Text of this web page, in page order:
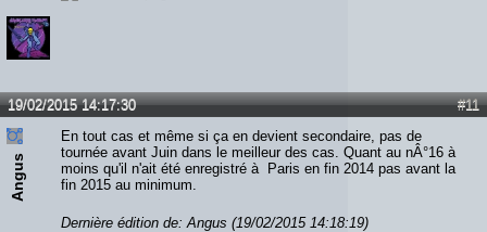
#11
19/02/2015 14:17:30
Angus
En tout cas et même si ça en devient secondaire, pas de
tournée avant Juin dans le meilleur des cas. Quant au nÂ°16 à
moins qu'il n'ait été enregistré à Paris en fin 2014 pas avant la
fin 2015 au minimum.
Dernière édition de: Angus (19/02/2015 14:18:19)